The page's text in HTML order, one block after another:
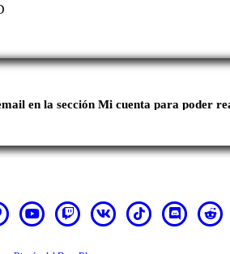
en la sección Mi cuenta para poder